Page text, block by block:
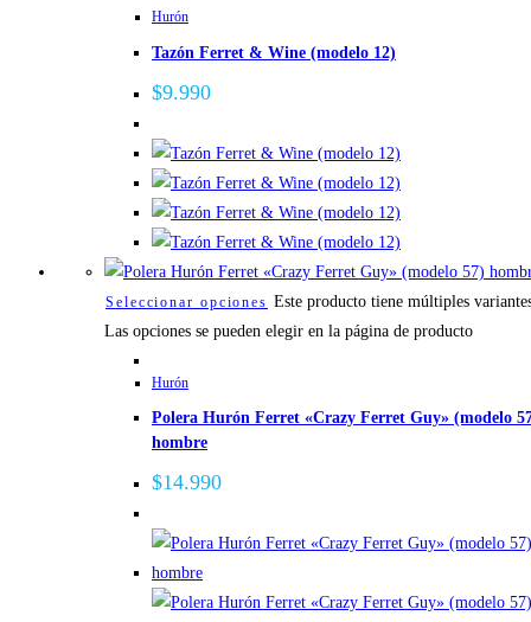
Hurón
Tazón Ferret & Wine (modelo 12)
$9.990
Seleccionar opciones Este producto tiene múltiples
Las opciones se pueden elegir en la página de producto
Hurón
Polera Hurón Ferret «Crazy Ferret Guy» (modelo
hombre
$14.990